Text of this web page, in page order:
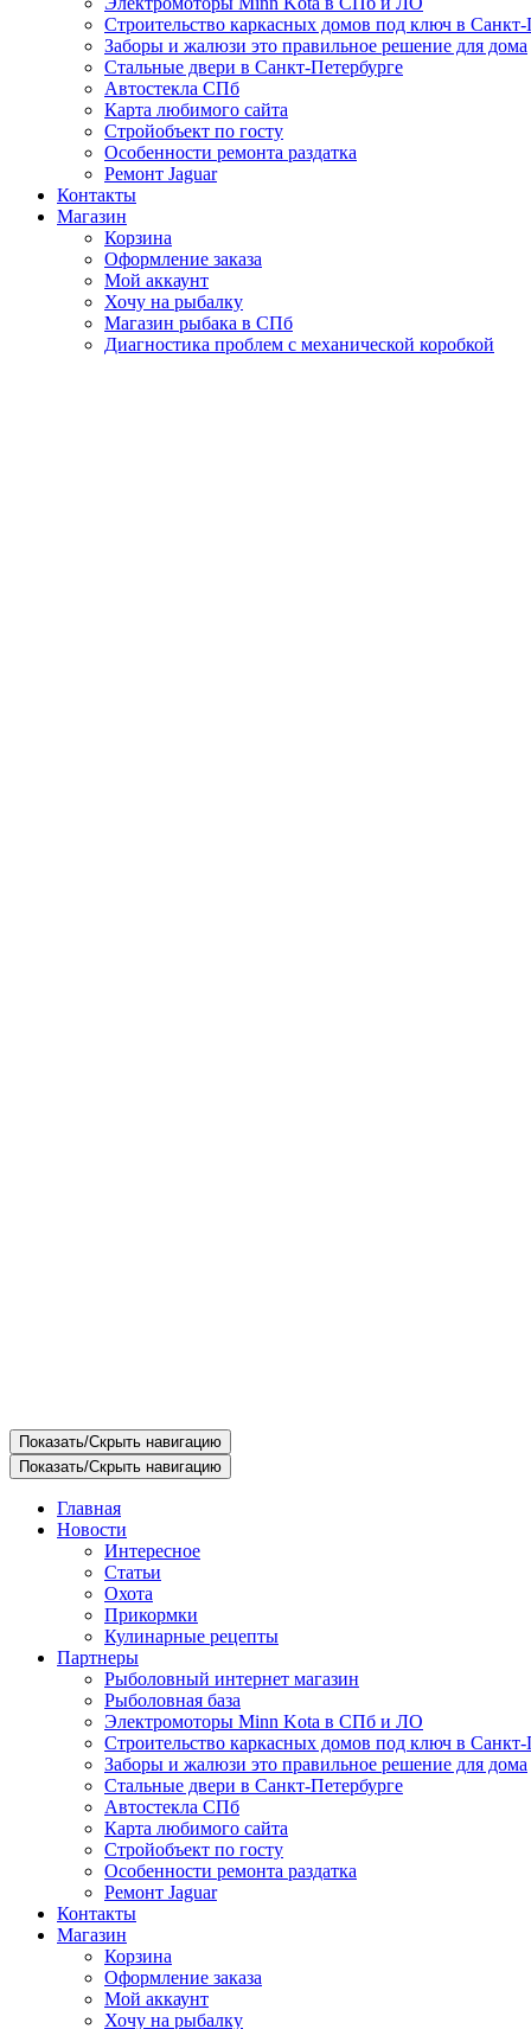
Строительство каркасных домов под ключ в Санкт-
Заборы и жалюзи это правильное решение для дома
Стальные двери в Санкт-Петербурге
Автостекла СПб
Карта любимого сайта
Стройобъект по госту
Особенности ремонта раздатка
Ремонт Jaguar
Контакты
Магазин
Корзина
Оформление заказа
Мой аккаунт
Хочу на рыбалку
Магазин рыбака в СПб
Диагностика проблем с механической коробкой
Показать/Скрыть навигацию
Показать/Скрыть навигацию
Главная
Новости
Интересное
Статьи
Охота
Прикормки
Кулинарные рецепты
Партнеры
Рыболовный интернет магазин
Рыболовная база
Электромоторы Minn Kota в СПб и ЛО
Строительство каркасных домов под ключ в Санкт-
Заборы и жалюзи это правильное решение для дома
Стальные двери в Санкт-Петербурге
Автостекла СПб
Карта любимого сайта
Стройобъект по госту
Особенности ремонта раздатка
Ремонт Jaguar
Контакты
Магазин
Корзина
Оформление заказа
Мой аккаунт
Хочу на рыбалку